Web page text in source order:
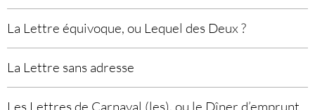
La Lettre équivoque, ou Lequel des Deux ?
La Lettre sans adresse
Les Lettres de Carnaval (les), ou le Dîner d’emprunt